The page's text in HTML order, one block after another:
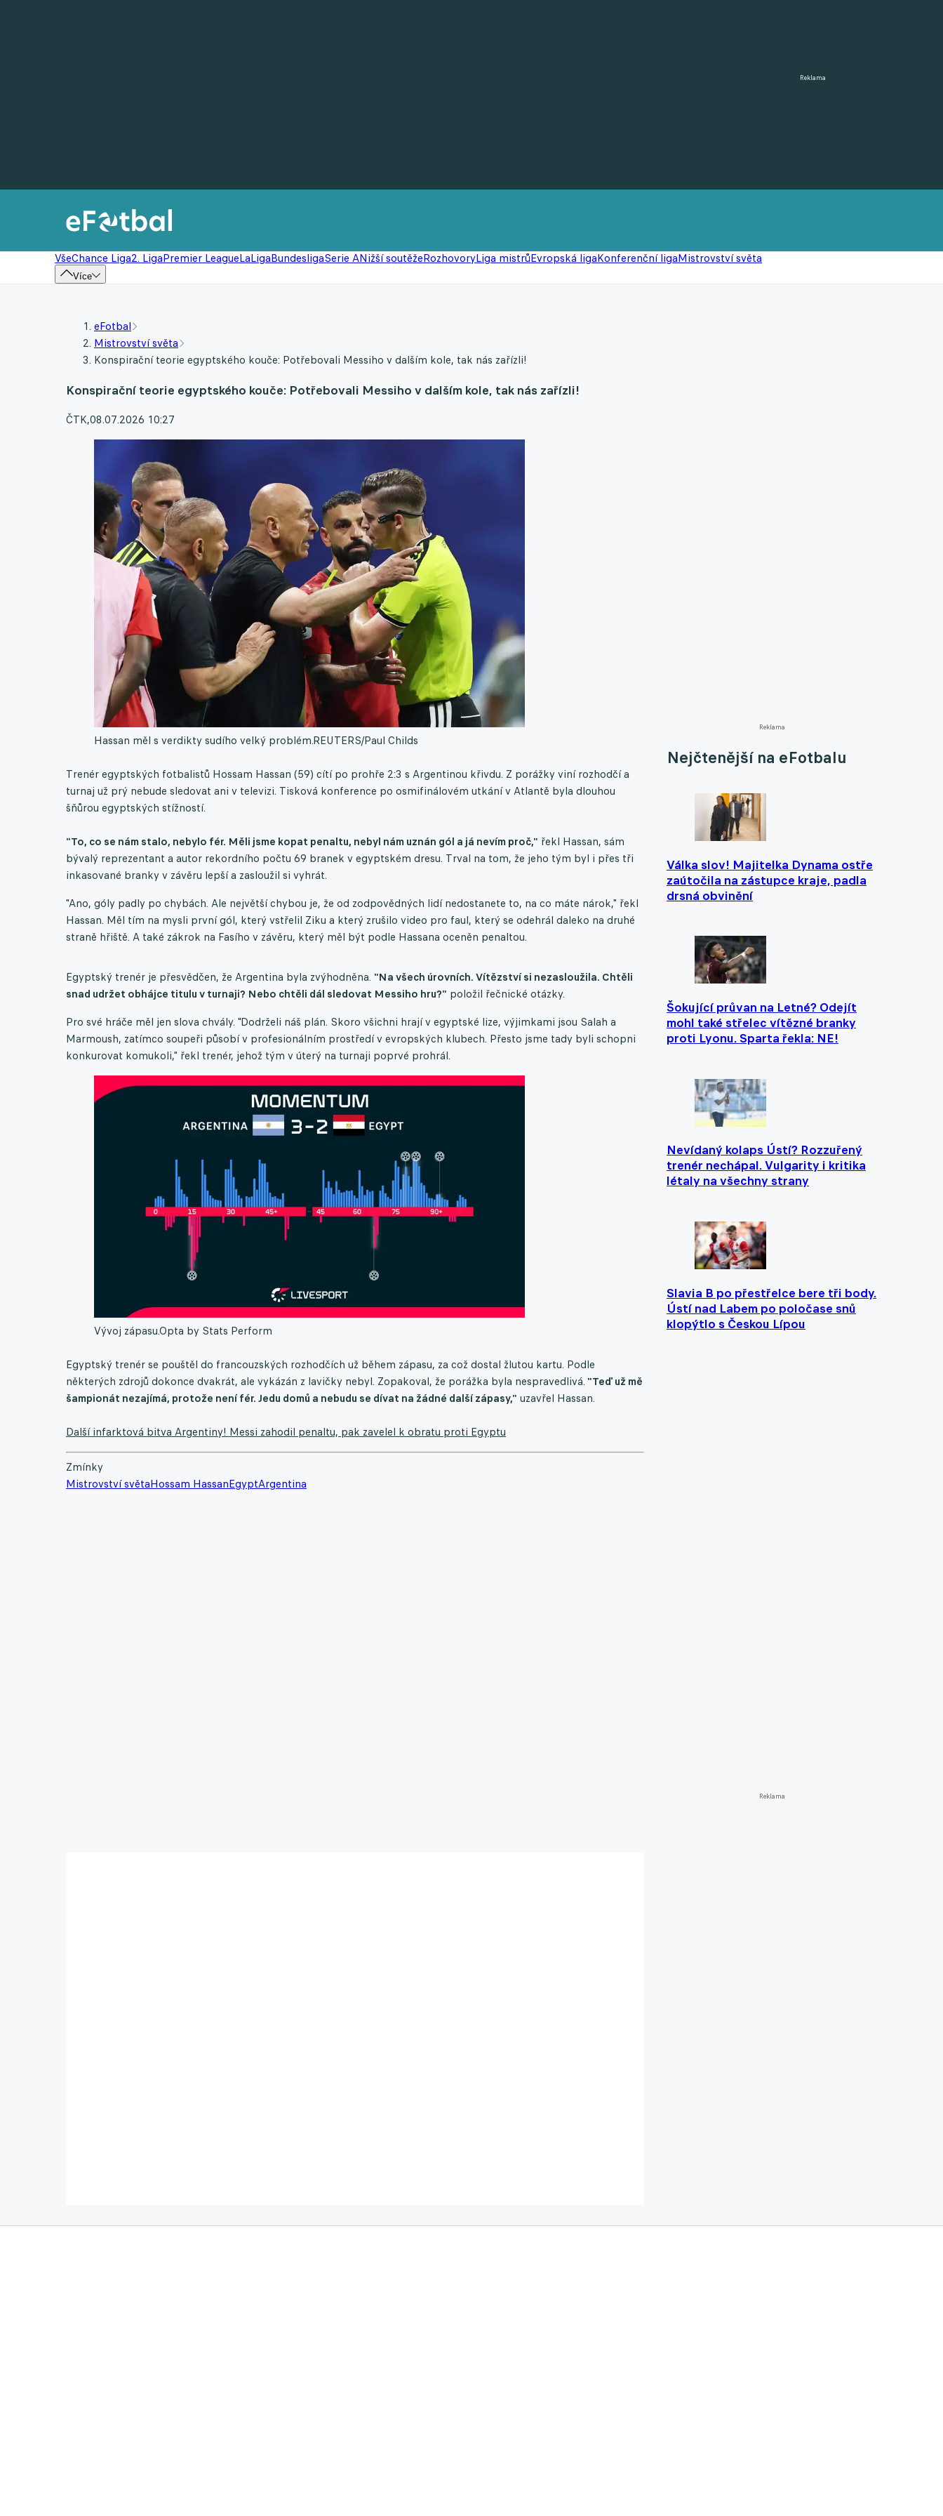
Reklama
VšeChance Liga2. LigaPremier LeagueLaLigaBundesligaSerie ANižší soutěžeRozhovoryLiga mistrůEvropská ligaKonferenční ligaMistrovství světa
Více
Reklama
Nejčtenější na eFotbalu
Válka slov! Majitelka Dynama ostře
zaútočila na zástupce kraje, padla
drsná obvinění
Šokující průvan na Letné? Odejít
mohl také střelec vítězné branky
proti Lyonu. Sparta řekla: NE!
Nevídaný kolaps Ústí? Rozzuřený
trenér nechápal. Vulgarity i kritika
létaly na všechny strany
Slavia B po přestřelce bere tři body.
Ústí nad Labem po poločase snů
klopýtlo s Českou Lípou
Reklama
eFotbal
Mistrovství světa
Konspirační teorie egyptského kouče: Potřebovali Messiho v dalším kole, tak nás zařízli!
Konspirační teorie egyptského kouče: Potřebovali Messiho v dalším kole, tak nás zařízli!
ČTK,08.07.2026 10:27
Hassan měl s verdikty sudího velký problém.REUTERS/Paul Childs
Trenér egyptských fotbalistů Hossam Hassan (59) cítí po prohře 2:3 s Argentinou křivdu. Z porážky viní rozhodčí a
turnaj už prý nebude sledovat ani v televizi. Tisková konference po osmifinálovém utkání v Atlantě byla dlouhou
šňůrou egyptských stížností.
"To, co se nám stalo, nebylo fér. Měli jsme kopat penaltu, nebyl nám uznán gól a já nevím proč," řekl Hassan, sám
bývalý reprezentant a autor rekordního počtu 69 branek v egyptském dresu. Trval na tom, že jeho tým byl i přes tři
inkasované branky v závěru lepší a zasloužil si vyhrát.
"Ano, góly padly po chybách. Ale největší chybou je, že od zodpovědných lidí nedostanete to, na co máte nárok," řekl
Hassan. Měl tím na mysli první gól, který vstřelil Ziku a který zrušilo video pro faul, který se odehrál daleko na druhé
straně hřiště. A také zákrok na Fasího v závěru, který měl být podle Hassana oceněn penaltou.
Egyptský trenér je přesvědčen, že Argentina byla zvýhodněna. "Na všech úrovních. Vítězství si nezasloužila. Chtěli
snad udržet obhájce titulu v turnaji? Nebo chtěli dál sledovat Messiho hru?" položil řečnické otázky.
Pro své hráče měl jen slova chvály. "Dodrželi náš plán. Skoro všichni hrají v egyptské lize, výjimkami jsou Salah a
Marmoush, zatímco soupeři působí v profesionálním prostředí v evropských klubech. Přesto jsme tady byli schopni
konkurovat komukoli," řekl trenér, jehož tým v úterý na turnaji poprvé prohrál.
Vývoj zápasu.Opta by Stats Perform
Egyptský trenér se pouštěl do francouzských rozhodčích už během zápasu, za což dostal žlutou kartu. Podle
některých zdrojů dokonce dvakrát, ale vykázán z lavičky nebyl. Zopakoval, že porážka byla nespravedlivá. "Teď už mě
šampionát nezajímá, protože není fér. Jedu domů a nebudu se dívat na žádné další zápasy," uzavřel Hassan.
Další infarktová bitva Argentiny! Messi zahodil penaltu, pak zavelel k obratu proti Egyptu
Zmínky
Mistrovství světaHossam HassanEgyptArgentina